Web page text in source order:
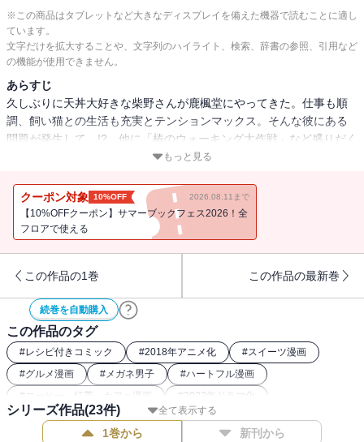
※この商品はタブレットなど大きなディスプレイを備えた機器で読むことに適し
ています。
文字だけを拡大することや、文字列のハイライト、検索、辞書の参照、引用など
の機能が使用できません。
あらすじ
久しぶりに天丼大好きな柴野さんが鹿楓堂にやってきた。仕事も順
調、飼い猫との生活も充実とテンションマックス。そんな彼にある
問題が発生して…!? 他に「椿のウォーキング大作戦」など盛りだく
もっと見る
クーポン対象 10%OFF 2026.08.11まで
【10%OFFクーポン】サマーブックフェス2026！全
フロアで使える
この作品の1巻 この作品の最新巻
続巻を自動購入
この作品のタグ
#レシピ付きコミック #2018年アニメ化 #スイーツ漫画
#グルメ漫画 #メガネ男子 #ハートフル漫画
# コーヒー・紅茶・カフェ漫画 #2022年ドラマ化
全て表示する
シリーズ作品(23件)
1巻から 新刊から